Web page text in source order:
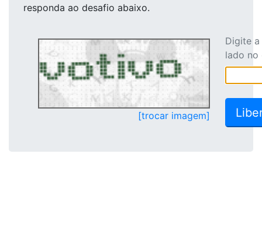
responda ao desafio abaixo.
[trocar imagem]
Digite
lado no